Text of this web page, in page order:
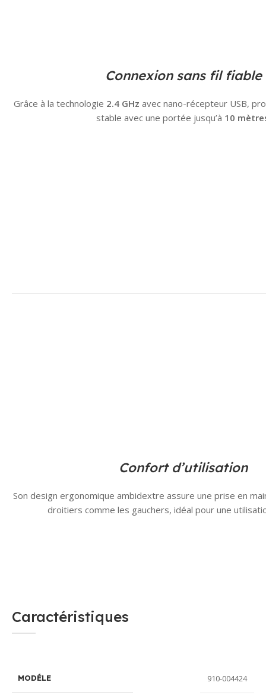
Connexion sans fil fiable
Grâce à la technologie 2.4 GHz avec nano-récepteur USB,
stable avec une portée jusqu’à 10
Confort d’utilisation
Son design ergonomique ambidextre assure une prise en
droitiers comme les gauchers, idéal pour une
Caractéristiques
MODÉLE 910-004424